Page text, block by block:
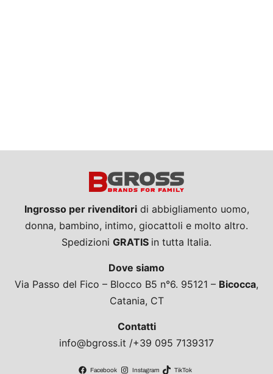
Ingrosso per rivenditoridi abbigliamento uomo,
donna, bambino, intimo, giocattoli e molto altro.
Spedizioni GRATIS in tutta Italia.
Dove siamo
Via Passo del Fico – Blocco B5 n°6. 95121 – Bicocca,
Catania, CT
Contatti
info@bgross.it /+39 095 7139317
Facebook Instagram TikTok